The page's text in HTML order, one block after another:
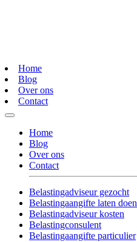
Home
Blog
Over ons
Contact
Home
Blog
Over ons
Contact
Belastingadviseur gezocht
Belastingaangifte laten doen
Belastingadviseur kosten
Belastingconsulent
Belastingaangifte particulier